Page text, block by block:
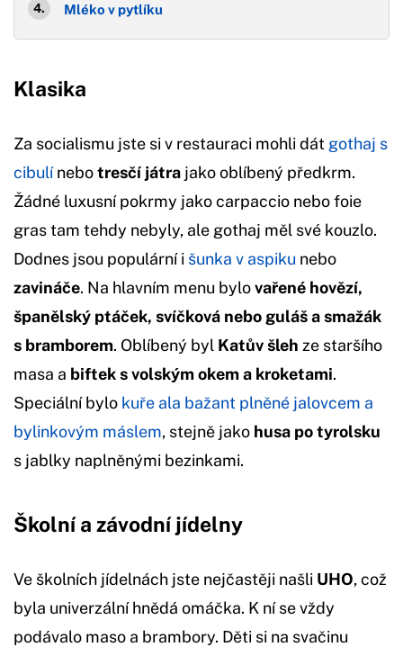
Mléko v pytlíku
Klasika
Za socialismu jste si v restauraci mohli dát gothaj s
cibulínebotresčí játra jako oblíbený předkrm.
Žádné luxusní pokrmy jako carpaccio nebo foie
gras tam tehdy nebyly, ale gothaj měl své kouzlo.
Dodnes jsou populární i šunka v aspiku nebo
zavináče. Na hlavním menu bylovařené hovězí,
španělský ptáček, svíčková nebo guláš a smažák
s bramborem. Oblíbený byl Katův šleh ze staršího
masa a biftek s volským okem a kroketami.
Speciální bylo kuře ala bažant plněné jalovcem a
bylinkovým máslem, stejně jako husa po tyrolsku
s jablky naplněnými bezinkami.
Školní a závodní jídelny
Ve školních jídelnách jste nejčastěji našli UHO, což
byla univerzální hnědá omáčka. K ní se vždy
podávalo maso a brambory. Děti si na svačinu